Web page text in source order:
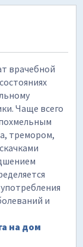
врачебной
Чаще всего
тремором,
и
на дом